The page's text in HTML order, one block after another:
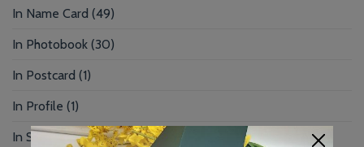
In Name Card (49)
In Photobook (30)
In Postcard (1)
In Profile (1)
In Sổ Tay(2)